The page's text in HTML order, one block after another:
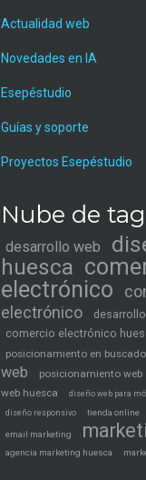
Actualidad web
Novedades en IA
Esepéstudio
Guías y soporte
Proyectos Esepéstudio
Nube de
desarrollo web
huesca
electrónico
electrónico
comercio electrónico
posicionamiento en
web
posicionamiento web
web huesca
diseño web para
diseño responsivo tienda online
email marketing
agencia marketing huesca